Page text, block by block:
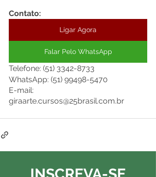
Contato:
Ligar Agora
Falar Pelo WhatsApp
Telefone: (51) 3342-8733
WhatsApp: (51) 99498-5470
E-mail:
giraarte.cursos@25brasil.com.br